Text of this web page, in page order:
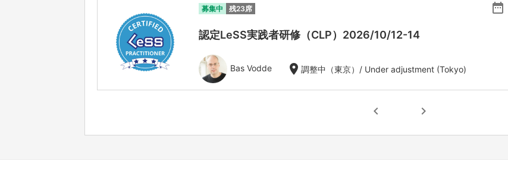
募集中 残23席 date_range
認定LeSS実践者研修（CLP）2026/10/12-14
Bas Vodde location_on 調整中（東京）/ Under adjustment (Tokyo)
chevron_left chevron_right